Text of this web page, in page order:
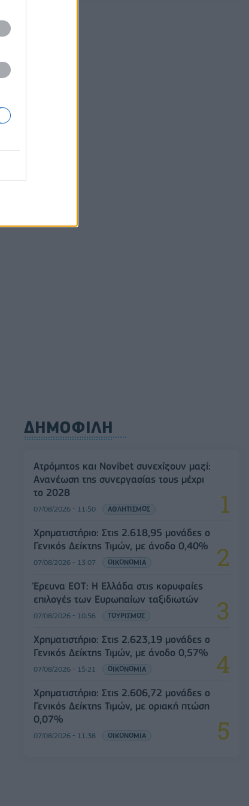
ΔΗΜΟΦΙΛΗ
Ατρόμητος και Novibet συνεχίζουν μαζί:
Ανανέωση της συνεργασίας τους μέχρι
το 2028
07/08/2026 - 11:50 ΑΘΛΗΤΙΣΜΟΣ
Χρηματιστήριο: Στις 2.618,95 μονάδες ο
Γενικός Δείκτης Τιμών, με άνοδο 0,40%
07/08/2026 - 13:07 ΟΙΚΟΝΟΜΙΑ
Έρευνα ΕΟΤ: Η Ελλάδα στις κορυφαίες
επιλογές των Ευρωπαίων ταξιδιωτών
07/08/2026 - 10:56 ΤΟΥΡΙΣΜΟΣ
Χρηματιστήριο: Στις 2.623,19 μονάδες ο
Γενικός Δείκτης Τιμών, με άνοδο 0,57%
07/08/2026 - 15:21 ΟΙΚΟΝΟΜΙΑ
Χρηματιστήριο: Στις 2.606,72 μονάδες ο
Γενικός Δείκτης Τιμών, με οριακή πτώση
0,07%
07/08/2026 - 11:38 ΟΙΚΟΝΟΜΙΑ